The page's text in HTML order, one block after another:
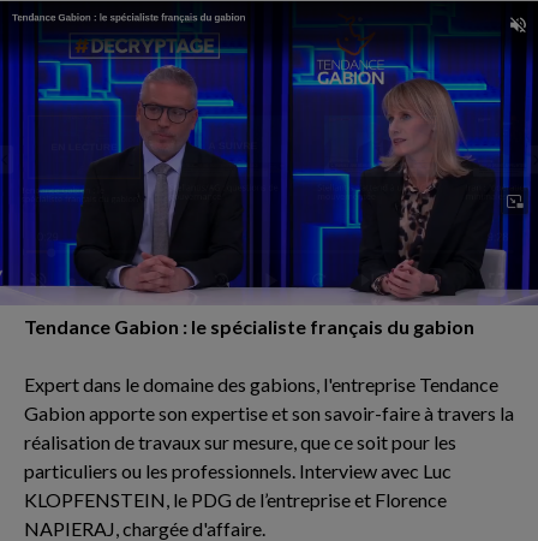
Tendance Gabion : le spécialiste français du gabion
Expert dans le domaine des gabions, l'entreprise Tendance
Gabion apporte son expertise et son savoir-faire à travers la
réalisation de travaux sur mesure, que ce soit pour les
particuliers ou les professionnels. Interview avec Luc
KLOPFENSTEIN, le PDG de l’entreprise et Florence
NAPIERAJ, chargée d'affaire.